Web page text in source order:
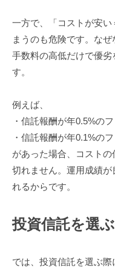
一方で、「コストが安
まうのも危険です。なぜ
手数料の高低だけで優
す。
例えば、
・信託報酬が年0.5%の
・信託報酬が年0.1%の
があった場合、コスト
切れません。運用成績
れるからです。
投資信託を選
では、投資信託を選ぶ